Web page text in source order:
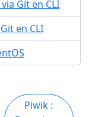
Git en CLI
en CLI
Piwik :